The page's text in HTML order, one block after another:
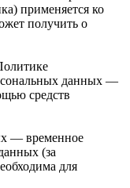
применяется ко
получить о
данных —
средств
— временное
(за
для